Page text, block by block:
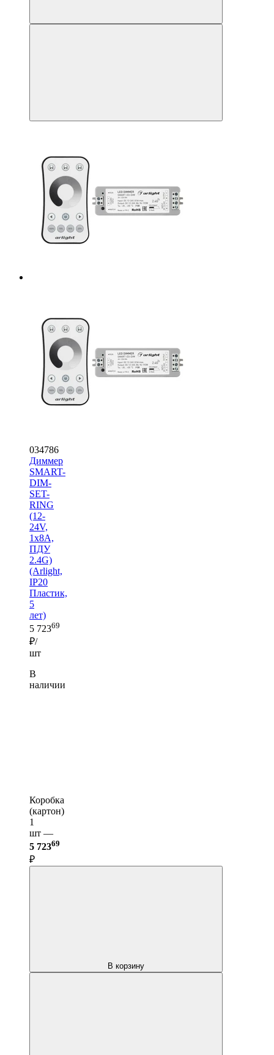
034786
Диммер
SMART-
DIM-
SET-
RING
(12-
24V,
1x8A,
ПДУ
2.4G)
(Arlight,
IP20
Пластик,
5
лет)
5 72369
₽/
шт
В
наличии
Коробка
(картон)
1
шт —
5 72369
₽
В корзину